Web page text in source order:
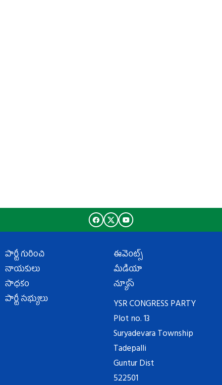
పార్టీ గురించి
నాయకులు
సాధకం
పార్టీ సభ్యులు
ఈవెంట్స్
మీడియా
న్యూస్
YSR CONGRESS PARTY
Plot no. 13
Suryadevara Township
Tadepalli
Guntur Dist
522501